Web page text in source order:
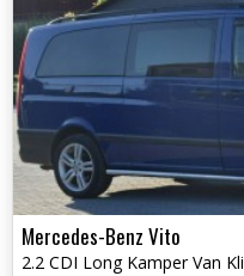
Mercedes-Benz Vito